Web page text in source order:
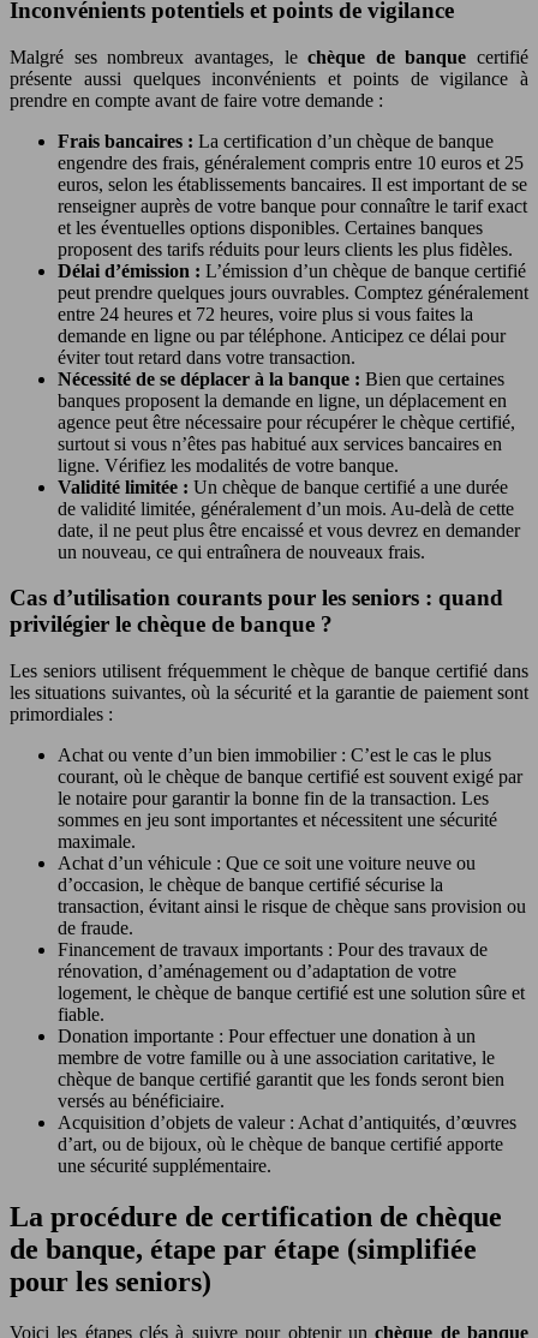
Inconvénients potentiels et points de vigilance
Malgré ses nombreux avantages, lechèque de banque certifié
présente aussi quelques inconvénients et points de vigilance à
prendre en compte avant de faire votre demande :
Frais bancaires : La certification d’un chèque de banque
engendre des frais, généralement compris entre 10 euros et 25
euros, selon les établissements bancaires. Il est important de se
renseigner auprès de votre banque pour connaître le tarif exact
et les éventuelles options disponibles. Certaines banques
proposent des tarifs réduits pour leurs clients les plus fidèles.
Délai d’émission : L’émission d’un chèque de banque certifié
peut prendre quelques jours ouvrables. Comptez généralement
entre 24 heures et 72 heures, voire plus si vous faites la
demande en ligne ou par téléphone. Anticipez ce délai pour
éviter tout retard dans votre transaction.
Nécessité de se déplacer à la banque : Bien que certaines
banques proposent la demande en ligne, un déplacement en
agence peut être nécessaire pour récupérer le chèque certifié,
surtout si vous n’êtes pas habitué aux services bancaires en
ligne. Vérifiez les modalités de votre banque.
Validité limitée : Un chèque de banque certifié a une durée
de validité limitée, généralement d’un mois. Au-delà de cette
date, il ne peut plus être encaissé et vous devrez en demander
un nouveau, ce qui entraînera de nouveaux frais.
Cas d’utilisation courants pour les seniors : quand
privilégier le chèque de banque ?
Les seniors utilisent fréquemment le chèque de banque certifié dans
les situations suivantes, où la sécurité et la garantie de paiement sont
primordiales :
Achat ou vente d’un bien immobilier : C’est le cas le plus
courant, où le chèque de banque certifié est souvent exigé par
le notaire pour garantir la bonne fin de la transaction. Les
sommes en jeu sont importantes et nécessitent une sécurité
maximale.
Achat d’un véhicule : Que ce soit une voiture neuve ou
d’occasion, le chèque de banque certifié sécurise la
transaction, évitant ainsi le risque de chèque sans provision ou
de fraude.
Financement de travaux importants : Pour des travaux de
rénovation, d’aménagement ou d’adaptation de votre
logement, le chèque de banque certifié est une solution sûre et
fiable.
Donation importante : Pour effectuer une donation à un
membre de votre famille ou à une association caritative, le
chèque de banque certifié garantit que les fonds seront bien
versés au bénéficiaire.
Acquisition d’objets de valeur : Achat d’antiquités, d’œuvres
d’art, ou de bijoux, où le chèque de banque certifié apporte
une sécurité supplémentaire.
La procédure de certification de chèque
de banque, étape par étape (simplifiée
pour les seniors)
Voici les étapes clés à suivre pour obtenir unchèque de banque